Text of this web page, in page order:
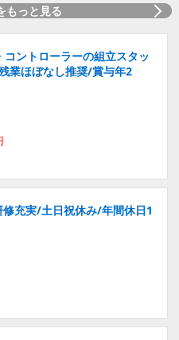
もっと見る
ントローラーの組立スタッ
業ほぼなし推奨/賞与年2
充実/土日祝休み/年間休日1